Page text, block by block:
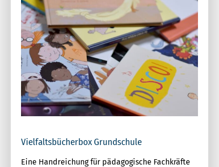
Vielfaltsbücherbox Grundschule
Eine Handreichung für pädagogische Fachkräfte